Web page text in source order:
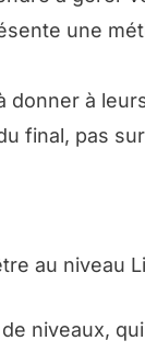
une
à
final, pas
au niveau
niveaux,